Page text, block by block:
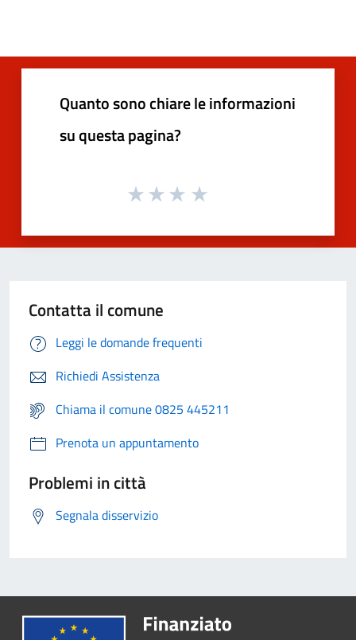
Quanto sono chiare le informazioni
su questa pagina?
Contatta il comune
Leggi le domande frequenti
Richiedi Assistenza
Chiama il comune 0825 445211
Prenota un appuntamento
Problemi in città
Segnala disservizio